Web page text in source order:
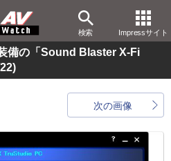
検索 Impressサイト
備の「Sound Blaster X-Fi
次の画像